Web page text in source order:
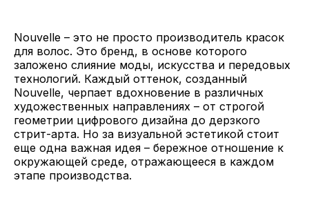
Nouvelle – это не просто производитель красок
для волос. Это бренд, в основе которого
заложено слияние моды, искусства и передовых
технологий. Каждый оттенок, созданный
Nouvelle, черпает вдохновение в различных
художественных направлениях – от строгой
геометрии цифрового дизайна до дерзкого
стрит-арта. Но за визуальной эстетикой стоит
еще одна важная идея – бережное отношение к
окружающей среде, отражающееся в каждом
этапе производства.